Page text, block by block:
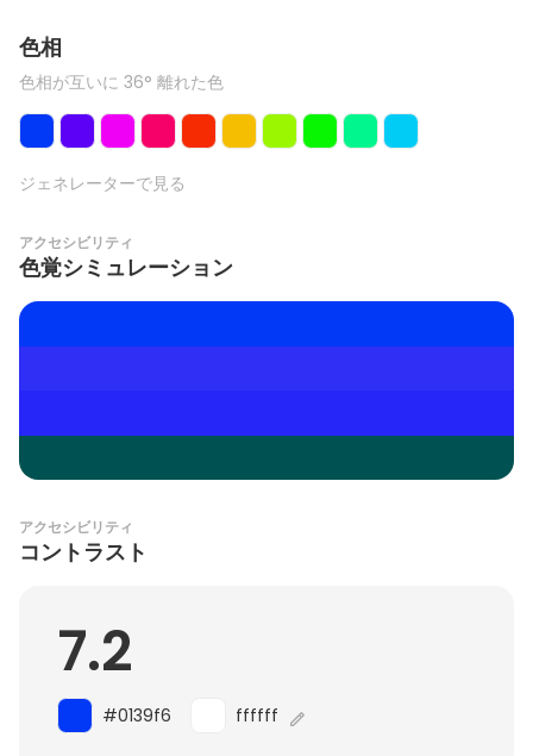
色相
色相が互いに 36° 離れた色
ジェネレーターで見る
アクセシビリティ
色覚シミュレーション
アクセシビリティ
コントラスト
7.2
#0139f6 ffffff